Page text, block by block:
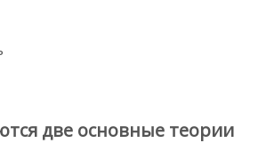
две основные теории